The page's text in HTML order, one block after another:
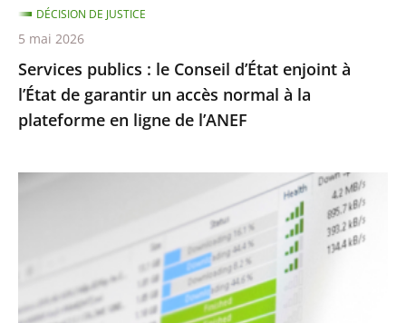
garantir
un
accès
normal
à
plateforme
Services publics : le Conseil d’État enjoint à
l’État de garantir un accès normal à la
plateforme en ligne de l’ANEF
DÉCISION DE JUSTICE
5 mai 2026
Protection
le